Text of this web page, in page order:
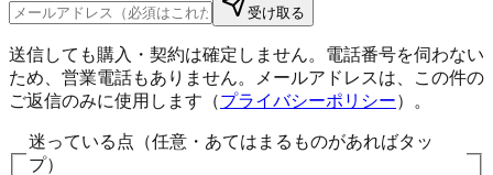
受け取る
送信しても購入・契約は確定しません。電話番号を伺わない
ため、営業電話もありません。メールアドレスは、この件の
ご返信のみに使用します（プライバシーポリシー）。
迷っている点（任意・あてはまるものがあればタッ
プ）